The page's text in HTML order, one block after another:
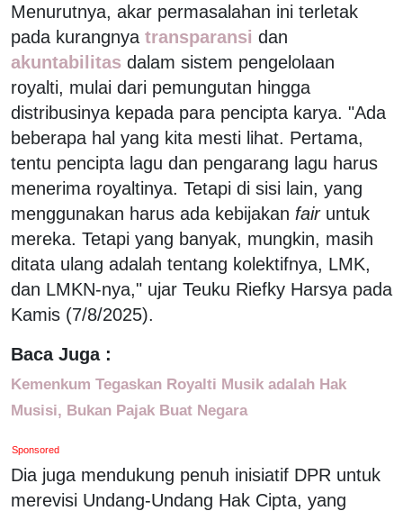
Menurutnya, akar permasalahan ini terletak
pada kurangnya transparansi dan
akuntabilitas dalam sistem pengelolaan
royalti, mulai dari pemungutan hingga
distribusinya kepada para pencipta karya. "Ada
beberapa hal yang kita mesti lihat. Pertama,
tentu pencipta lagu dan pengarang lagu harus
menerima royaltinya. Tetapi di sisi lain, yang
menggunakan harus ada kebijakan fairuntuk
mereka. Tetapi yang banyak, mungkin, masih
ditata ulang adalah tentang kolektifnya, LMK,
dan LMKN-nya," ujar Teuku Riefky Harsya pada
Kamis (7/8/2025).
Baca Juga :
Kemenkum Tegaskan Royalti Musik adalah Hak
Musisi, Bukan Pajak Buat Negara
Sponsored
Dia juga mendukung penuh inisiatif DPR untuk
merevisi Undang-Undang Hak Cipta, yang